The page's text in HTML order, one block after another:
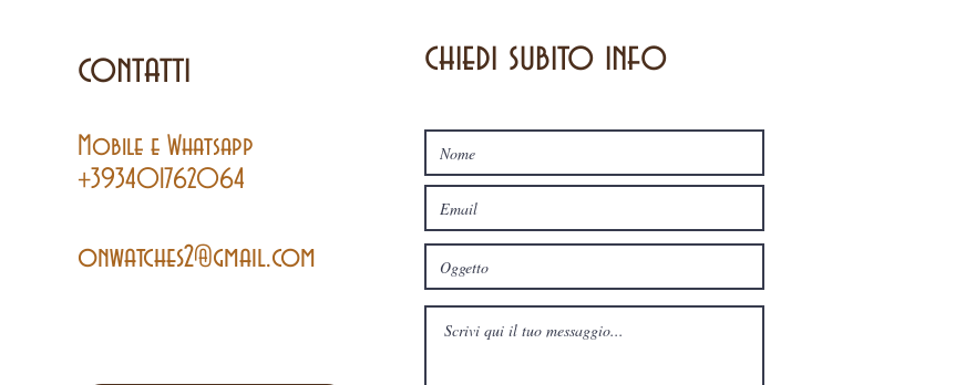
contatti
Mobile e Whatsapp
+393401762064
onwatches2@gmail.com
chiedi subito info